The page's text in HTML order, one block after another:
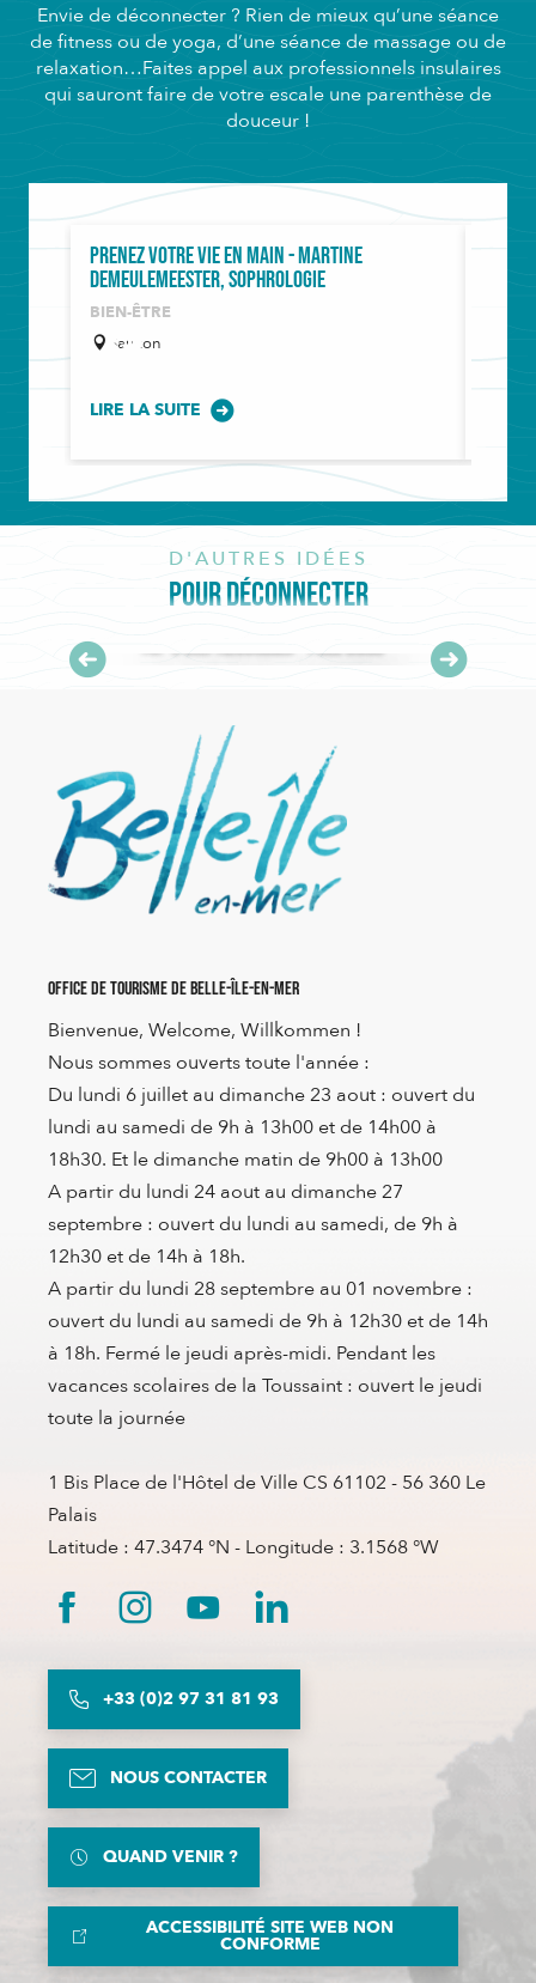
Envie de déconnecter ? Rien de mieux qu’une séance
de fitness ou de yoga, d’une séance de massage ou de
relaxation…Faites appel aux professionnels insulaires
qui sauront faire de votre escale une parenthèse de
douceur !
Prenez votre vie en main - Martine
Demeulemeester, Sophrologie
BIEN-ÊTRE
Sauzon
LIRE LA SUITE
Marie
D'AUTRES IDÉES
POUR DÉCONNECTER
Office de Tourisme de Belle-Île-en-Mer
Bienvenue, Welcome, Willkommen !
Nous sommes ouverts toute l'année :
Du lundi 6 juillet au dimanche 23 aout : ouvert du
lundi au samedi de 9h à 13h00 et de 14h00 à
18h30. Et le dimanche matin de 9h00 à 13h00
A partir du lundi 24 aout au dimanche 27
septembre : ouvert du lundi au samedi, de 9h à
12h30 et de 14h à 18h.
A partir du lundi 28 septembre au 01 novembre :
ouvert du lundi au samedi de 9h à 12h30 et de 14h
à 18h. Fermé le jeudi après-midi. Pendant les
vacances scolaires de la Toussaint : ouvert le jeudi
toute la journée
1 Bis Place de l'Hôtel de Ville CS 61102 - 56 360 Le
Palais
Latitude : 47.3474 °N - Longitude : 3.1568 °W
+33 (0)2 97 31 81 93
NOUS CONTACTER
QUAND VENIR ?
ACCESSIBILITÉ SITE WEB NON
CONFORME